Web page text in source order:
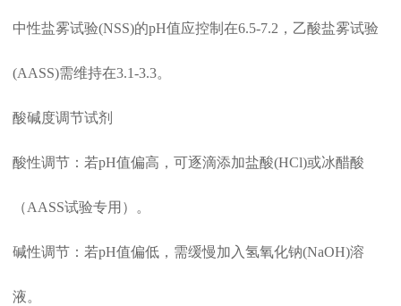
中性盐雾试验(NSS)的pH值应控制在6.5-7.2，乙酸盐雾试验
(AASS)需维持在3.1-3.3。
酸碱度调节试剂‌
酸性调节‌：若pH值偏高，可逐滴添加盐酸(HCl)或冰醋酸
（AASS试验专用）。
碱性调节‌：若pH值偏低，需缓慢加入氢氧化钠(NaOH)溶
液。